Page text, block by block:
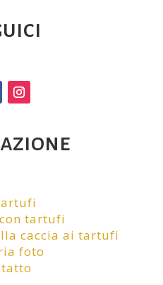
tartufi
caccia ai tartufi
foto